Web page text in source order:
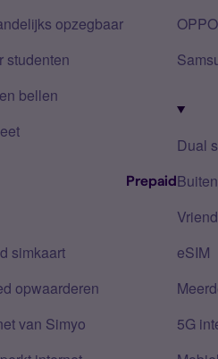
opzegbaar
studenten
bellen
Prepaid
simkaart
opwaarderen
van Simyo
OPPO
Dual
eSIM
5G